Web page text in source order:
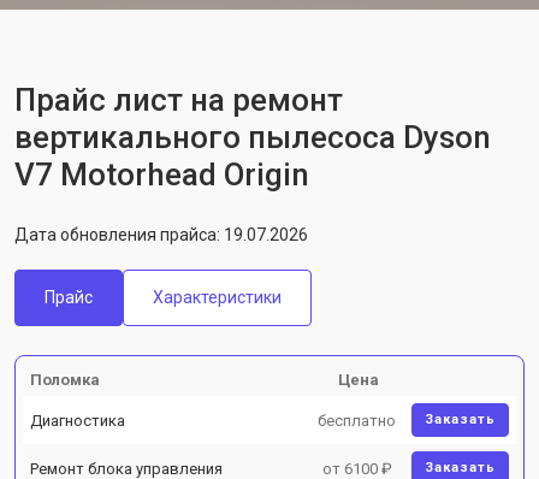
Прайс лист на ремонт
вертикального пылесоса Dyson
V7 Motorhead Origin
Дата обновления прайса: 19.07.2026
Прайс Характеристики
Поломка Цена
Диагностика бесплатно Заказать
Ремонт блока управления от 6100 ₽ Заказать